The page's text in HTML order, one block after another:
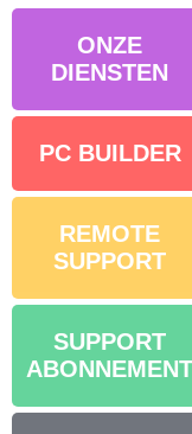
ONZE
DIENSTEN
PC BUILDER
REMOTE
SUPPORT
SUPPORT
ABONNEMENT